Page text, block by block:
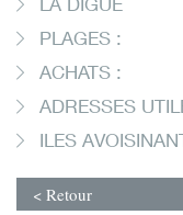
PLAGES :
ACHATS :
ADRESSES
ILES
< Retour